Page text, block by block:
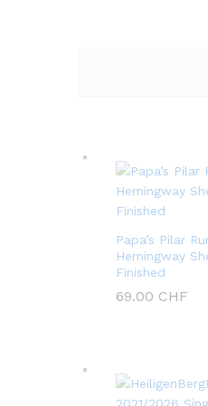
Papa’s Pilar
Hemingway
Finished
69.00 CHF